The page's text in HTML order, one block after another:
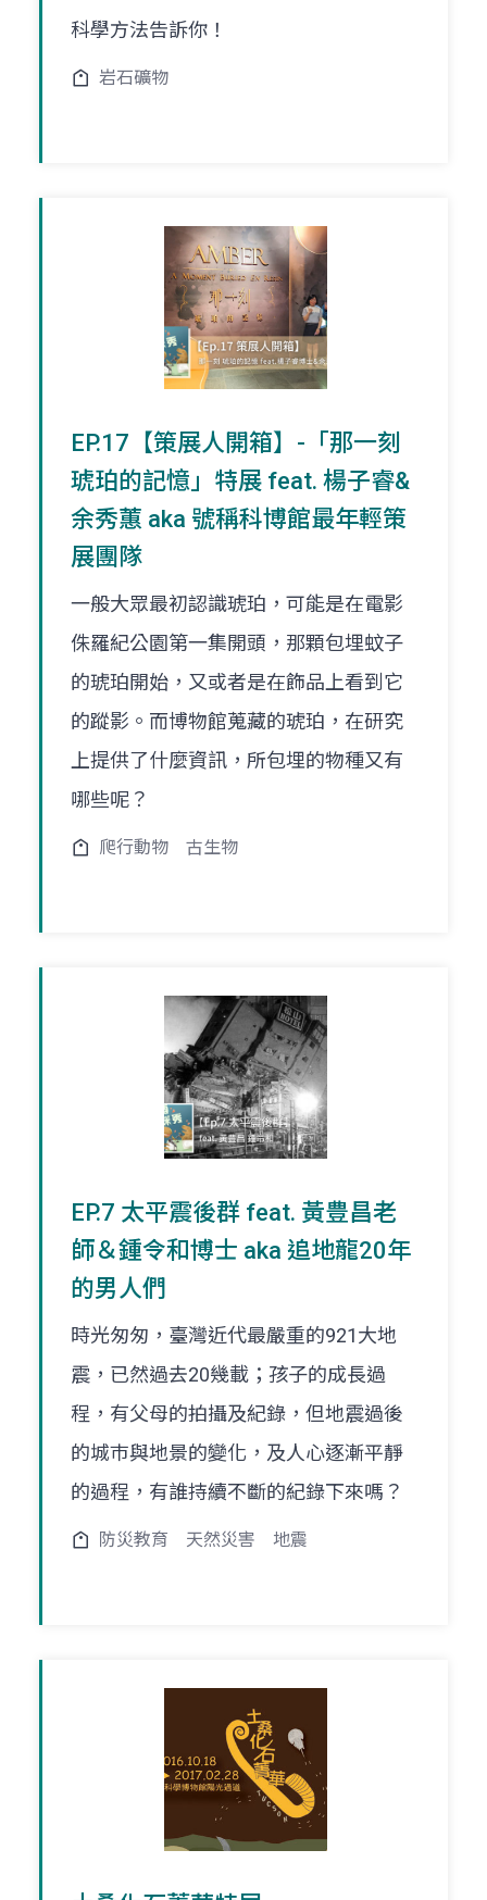
科學方法告訴你！
岩石礦物
EP.17【策展人開箱】-「那一刻
琥珀的記憶」特展 feat. 楊子睿&
余秀蕙 aka 號稱科博館最年輕策
展團隊
一般大眾最初認識琥珀，可能是在電影
侏羅紀公園第一集開頭，那顆包埋蚊子
的琥珀開始，又或者是在飾品上看到它
的蹤影。而博物館蒐藏的琥珀，在研究
上提供了什麼資訊，所包埋的物種又有
哪些呢？
爬行動物 古生物
EP.7 太平震後群 feat. 黃豊昌老
師＆鍾令和博士 aka 追地龍20年
的男人們
時光匆匆，臺灣近代最嚴重的921大地
震，已然過去20幾載；孩子的成長過
程，有父母的拍攝及紀錄，但地震過後
的城巿與地景的變化，及人心逐漸平靜
的過程，有誰持續不斷的紀錄下來嗎？
防災教育 天然災害 地震